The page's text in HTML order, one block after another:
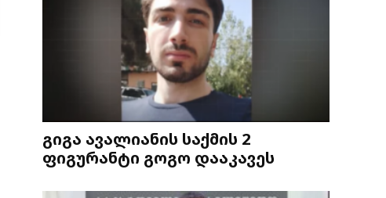
გიგა ავალიანის საქმის 2
ფიგურანტი გოგო დააკავეს